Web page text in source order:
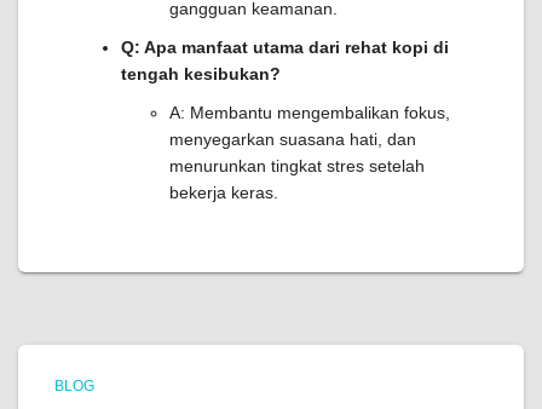
gangguan keamanan.
Q: Apa manfaat utama dari rehat kopi di
tengah kesibukan?
A: Membantu mengembalikan fokus,
menyegarkan suasana hati, dan
menurunkan tingkat stres setelah
bekerja keras.
BLOG